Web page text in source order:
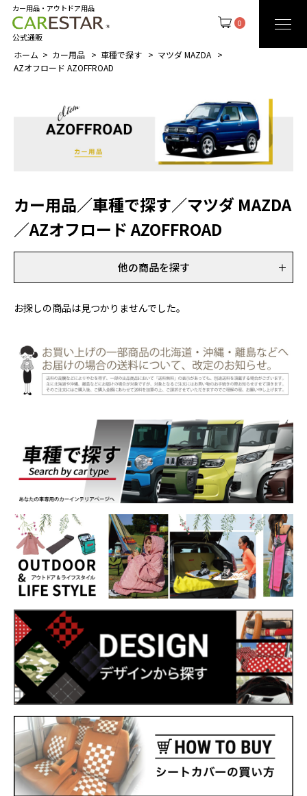
0
カー用品・アウトドア用品
公式通販
ホーム カー用品 車種で探す
マツダ MAZDA
AZオフロード AZOFFROAD
カー用品／車種で探す／マツダ MAZDA
／AZオフロード AZOFFROAD
他の商品を探す
お探しの商品は見つかりませんでした。